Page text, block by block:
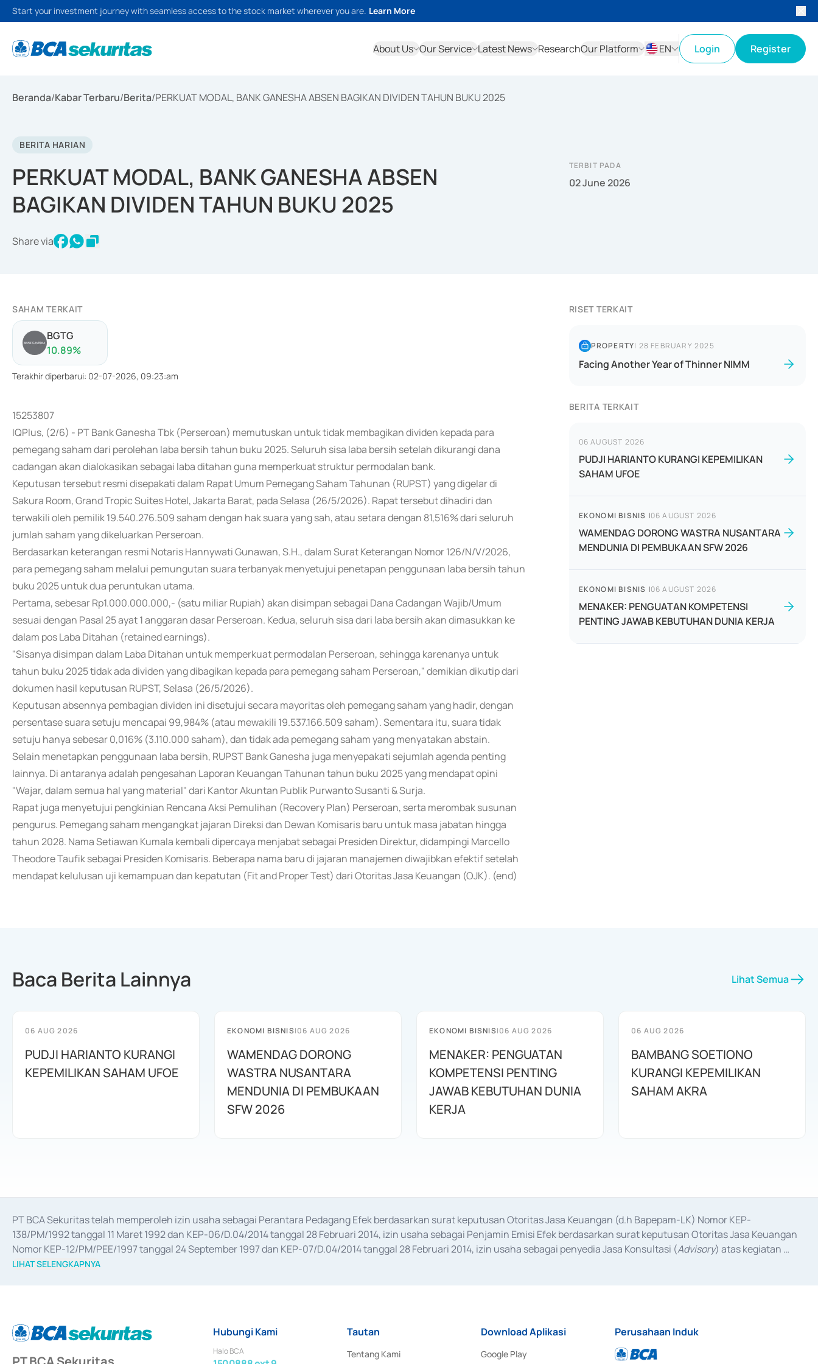
Start your investment journey with seamless access to the stock market wherever you are. Learn More
About Us Our Service Latest News ResearchOur Platform
EN
Login Register
Beranda/Kabar Terbaru/Berita/PERKUAT MODAL, BANK GANESHA ABSEN BAGIKAN DIVIDEN TAHUN BUKU 2025
BERITA HARIAN
PERKUAT MODAL, BANK GANESHA ABSEN
BAGIKAN DIVIDEN TAHUN BUKU 2025
Share via
TERBIT PADA
02 June 2026
SAHAM TERKAIT
BGTG
10.89%
Terakhir diperbarui: 02-07-2026, 09:23:am
15253807
IQPlus, (2/6) - PT Bank Ganesha Tbk (Perseroan) memutuskan untuk tidak membagikan dividen kepada para
pemegang saham dari perolehan laba bersih tahun buku 2025. Seluruh sisa laba bersih setelah dikurangi dana
cadangan akan dialokasikan sebagai laba ditahan guna memperkuat struktur permodalan bank.
Keputusan tersebut resmi disepakati dalam Rapat Umum Pemegang Saham Tahunan (RUPST) yang digelar di
Sakura Room, Grand Tropic Suites Hotel, Jakarta Barat, pada Selasa (26/5/2026). Rapat tersebut dihadiri dan
terwakili oleh pemilik 19.540.276.509 saham dengan hak suara yang sah, atau setara dengan 81,516% dari seluruh
jumlah saham yang dikeluarkan Perseroan.
Berdasarkan keterangan resmi Notaris Hannywati Gunawan, S.H., dalam Surat Keterangan Nomor 126/N/V/2026,
para pemegang saham melalui pemungutan suara terbanyak menyetujui penetapan penggunaan laba bersih tahun
buku 2025 untuk dua peruntukan utama.
Pertama, sebesar Rp1.000.000.000,- (satu miliar Rupiah) akan disimpan sebagai Dana Cadangan Wajib/Umum
sesuai dengan Pasal 25 ayat 1 anggaran dasar Perseroan. Kedua, seluruh sisa dari laba bersih akan dimasukkan ke
dalam pos Laba Ditahan (retained earnings).
"Sisanya disimpan dalam Laba Ditahan untuk memperkuat permodalan Perseroan, sehingga karenanya untuk
tahun buku 2025 tidak ada dividen yang dibagikan kepada para pemegang saham Perseroan," demikian dikutip dari
dokumen hasil keputusan RUPST, Selasa (26/5/2026).
Keputusan absennya pembagian dividen ini disetujui secara mayoritas oleh pemegang saham yang hadir, dengan
persentase suara setuju mencapai 99,984% (atau mewakili 19.537.166.509 saham). Sementara itu, suara tidak
setuju hanya sebesar 0,016% (3.110.000 saham), dan tidak ada pemegang saham yang menyatakan abstain.
Selain menetapkan penggunaan laba bersih, RUPST Bank Ganesha juga menyepakati sejumlah agenda penting
lainnya. Di antaranya adalah pengesahan Laporan Keuangan Tahunan tahun buku 2025 yang mendapat opini
"Wajar, dalam semua hal yang material" dari Kantor Akuntan Publik Purwanto Susanti & Surja.
Rapat juga menyetujui pengkinian Rencana Aksi Pemulihan (Recovery Plan) Perseroan, serta merombak susunan
pengurus. Pemegang saham mengangkat jajaran Direksi dan Dewan Komisaris baru untuk masa jabatan hingga
tahun 2028. Nama Setiawan Kumala kembali dipercaya menjabat sebagai Presiden Direktur, didampingi Marcello
Theodore Taufik sebagai Presiden Komisaris. Beberapa nama baru di jajaran manajemen diwajibkan efektif setelah
mendapat kelulusan uji kemampuan dan kepatutan (Fit and Proper Test) dari Otoritas Jasa Keuangan (OJK). (end)
RISET TERKAIT
PROPERTY| 28 FEBRUARY 2025
Facing Another Year of Thinner NIMM
BERITA TERKAIT
06 AUGUST 2026
PUDJI HARIANTO KURANGI KEPEMILIKAN
SAHAM UFOE
EKONOMI BISNIS |06 AUGUST 2026
WAMENDAG DORONG WASTRA NUSANTARA
MENDUNIA DI PEMBUKAAN SFW 2026
EKONOMI BISNIS |06 AUGUST 2026
MENAKER: PENGUATAN KOMPETENSI
PENTING JAWAB KEBUTUHAN DUNIA KERJA
Baca Berita Lainnya Lihat Semua
06 AUG 2026
PUDJI HARIANTO KURANGI
KEPEMILIKAN SAHAM UFOE
EKONOMI BISNIS|06 AUG 2026
WAMENDAG DORONG
WASTRA NUSANTARA
MENDUNIA DI PEMBUKAAN
SFW 2026
EKONOMI BISNIS|06 AUG 2026
MENAKER: PENGUATAN
KOMPETENSI PENTING
JAWAB KEBUTUHAN DUNIA
KERJA
06 AUG 2026
BAMBANG SOETIONO
KURANGI KEPEMILIKAN
SAHAM AKRA
PT BCA Sekuritas telah memperoleh izin usaha sebagai Perantara Pedagang Efek berdasarkan surat keputusan Otoritas Jasa Keuangan (d.h Bapepam-LK) Nomor KEP-
138/PM/1992 tanggal 11 Maret 1992 dan KEP-06/D.04/2014 tanggal 28 Februari 2014, izin usaha sebagai Penjamin Emisi Efek berdasarkan surat keputusan Otoritas Jasa Keuangan
Nomor KEP-12/PM/PEE/1997 tanggal 24 September 1997 dan KEP-07/D.04/2014 tanggal 28 Februari 2014, izin usaha sebagai penyedia Jasa Konsultasi (Advisory) atas kegiatan
merger, akuisisi, divestasi, dan
LIHAT SELENGKAPNYA
Hubungi Kami
Halo BCA
Tautan
Tentang Kami
Download Aplikasi
Google Play
Perusahaan Induk